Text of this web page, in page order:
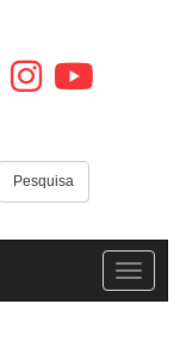
Pesquisa